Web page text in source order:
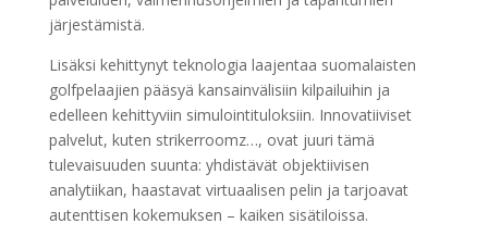
järjestämistä.
Lisäksi kehittynyt teknologia laajentaa suomalaisten
golfpelaajien pääsyä kansainvälisiin kilpailuihin ja
edelleen kehittyviin simulointituloksiin. Innovatiiviset
palvelut, kuten strikerroomz…, ovat juuri tämä
tulevaisuuden suunta: yhdistävät objektiivisen
analytiikan, haastavat virtuaalisen pelin ja tarjoavat
autenttisen kokemuksen – kaiken sisätiloissa.